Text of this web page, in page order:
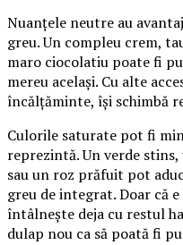
Nuanțele neutre au
greu. Un compleu crem,
maro ciocolatiu poate fi
mereu același. Cu alte
încălțăminte, își schimbă
Culorile saturate pot fi
reprezintă. Un verde
sau un roz prăfuit pot
greu de integrat. Doar că
întâlnește deja cu restul
dulap nou ca să poată fi